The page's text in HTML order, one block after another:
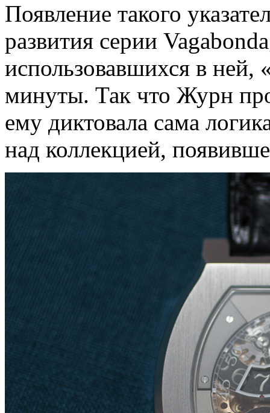
Появление такого
развития серии
использовавшихся в ней,
минуты. Так что Журн
ему диктовала сама
над коллекцией,